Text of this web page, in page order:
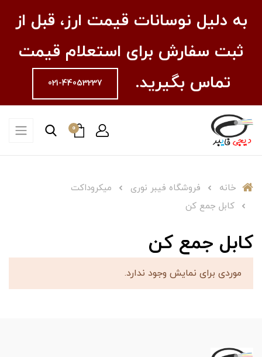
به دلیل نوسانات قیمت ارز، قبل از
ثبت سفارش برای استعلام قیمت
تماس بگیرید.
021-44053237
0
خانه فروشگاه فیبر نوری
میکروداکت
کابل جمع کن
کابل جمع کن
موردی برای نمایش وجود ندارد.